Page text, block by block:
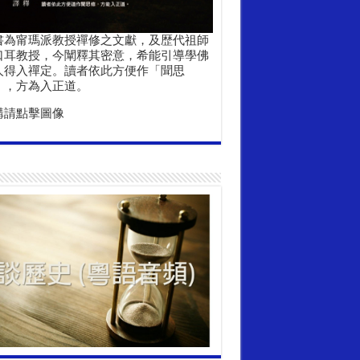
為甯瑪派教授禪修之文獻，及歴代祖師
耳教授，今闡釋其密意，希能引導學佛
得入禪定。讀者依此方便作「聞思
方為入正道。
請點擊圖像